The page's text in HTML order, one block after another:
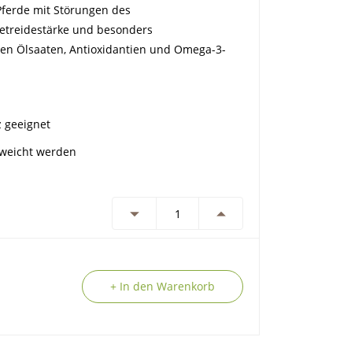
mit Störungen des
und besonders
Ölsaaten, Antioxidantien und Omega-3-
geeignet
werden
+ In den Warenkorb